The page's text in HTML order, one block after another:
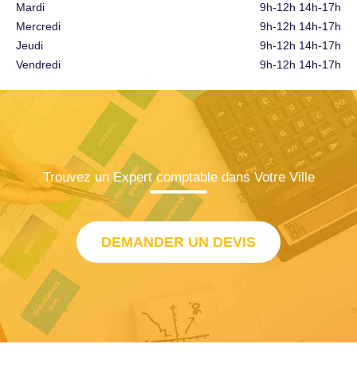
Mardi
Mercredi
Jeudi
Vendredi
9h-12h 14h-17h
9h-12h 14h-17h
9h-12h 14h-17h
9h-12h 14h-17h
Trouvez un Expert comptable dans Votre Ville
DEMANDER UN DEVIS